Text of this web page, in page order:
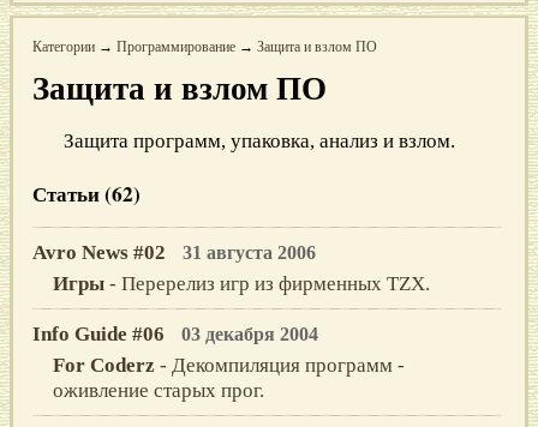
Категории → Программирование → Защита и взлом ПО
Защита и взлом ПО
Защита программ, упаковка, анализ и взлом.
Статьи (62)
Avro News #02 31 августа 2006
Игры - Перерелиз игр из фирменных TZX.
Info Guide #06 03 декабря 2004
For Coderz - Декомпиляция программ -
оживление старых прог.